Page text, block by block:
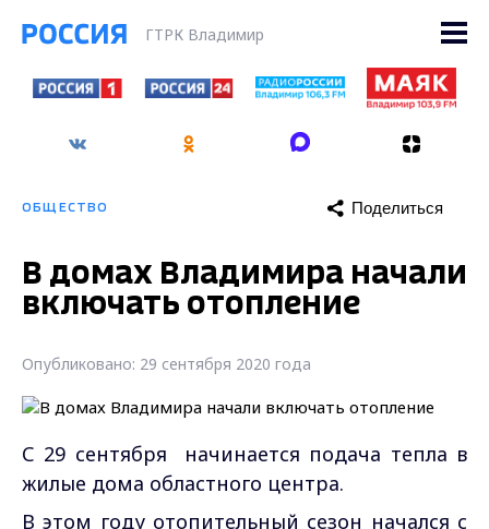
ГТРК Владимир
ОБЩЕСТВО Поделиться
В домах Владимира начали
включать отопление
Опубликовано: 29 сентября 2020 года
С 29 сентября начинается подача тепла в
жилые дома областного центра.
В этом году отопительный сезон начался с